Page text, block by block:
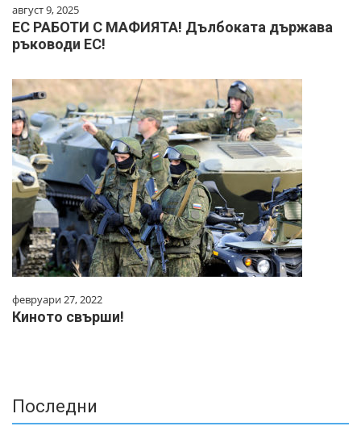
август 9, 2025
ЕС РАБОТИ С МАФИЯТА! Дълбоката държава
ръководи ЕС!
февруари 27, 2022
Киното свърши!
Последни